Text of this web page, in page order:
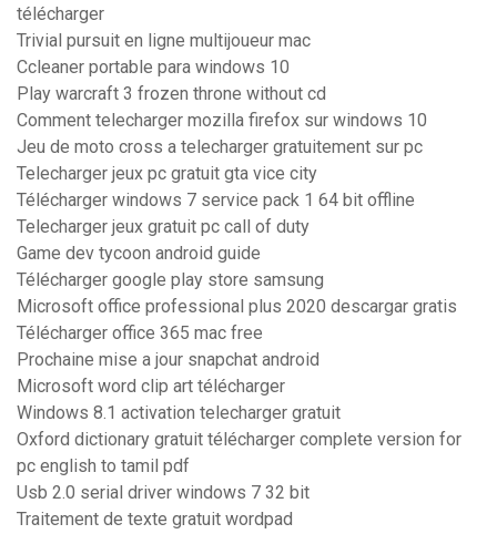
télécharger
Trivial pursuit en ligne multijoueur mac
Ccleaner portable para windows 10
Play warcraft 3 frozen throne without cd
Comment telecharger mozilla firefox sur windows 10
Jeu de moto cross a telecharger gratuitement sur pc
Telecharger jeux pc gratuit gta vice city
Télécharger windows 7 service pack 1 64 bit offline
Telecharger jeux gratuit pc call of duty
Game dev tycoon android guide
Télécharger google play store samsung
Microsoft office professional plus 2020 descargar gratis
Télécharger office 365 mac free
Prochaine mise a jour snapchat android
Microsoft word clip art télécharger
Windows 8.1 activation telecharger gratuit
Oxford dictionary gratuit télécharger complete version for
pc english to tamil pdf
Usb 2.0 serial driver windows 7 32 bit
Traitement de texte gratuit wordpad